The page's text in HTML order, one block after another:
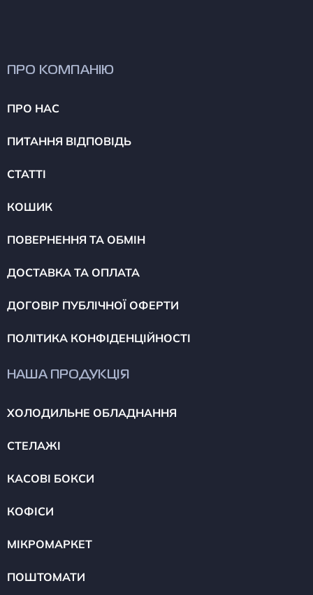
ПРО КОМПАНІЮ
ПРО НАС
ПИТАННЯ ВІДПОВІДЬ
СТАТТІ
КОШИК
ПОВЕРНЕННЯ ТА ОБМІН
ДОСТАВКА ТА ОПЛАТА
ДОГОВІР ПУБЛІЧНОЇ ОФЕРТИ
ПОЛІТИКА КОНФІДЕНЦІЙНОСТІ
НАША ПРОДУКЦІЯ
ХОЛОДИЛЬНЕ ОБЛАДНАННЯ
СТЕЛАЖІ
КАСОВІ БОКСИ
КОФІСИ
МІКРОМАРКЕТ
ПОШТОМАТИ